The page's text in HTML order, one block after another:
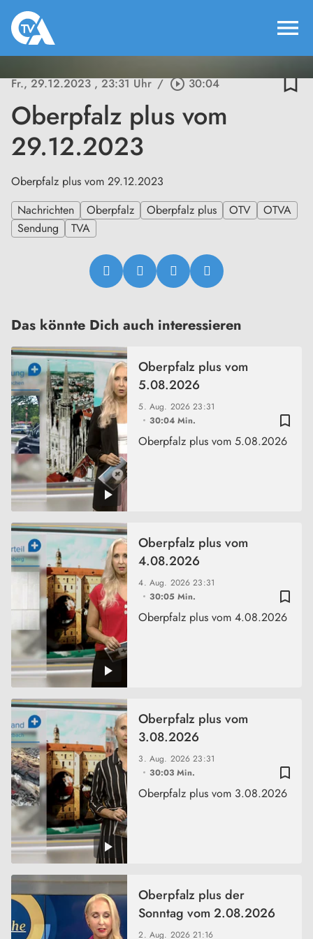
menu
Fr., 29.12.2023, 23:31 Uhr / play_circle_outline30:04 bookmark_border
Oberpfalz plus vom
29.12.2023
Oberpfalz plus vom 29.12.2023
Nachrichten
Oberpfalz Oberpfalz plus OTV
OTVA
Sendung
TVA
Das könnte Dich auch interessieren
bookmark_border
5. Aug. 202623:31
30:04 Min.
Oberpfalz plus vom
5.08.2026
Oberpfalz plus vom 5.08.2026
bookmark_border
4. Aug. 202623:31
30:05 Min.
Oberpfalz plus vom
4.08.2026
Oberpfalz plus vom 4.08.2026
bookmark_border
3. Aug. 202623:31
30:03 Min.
Oberpfalz plus vom
3.08.2026
Oberpfalz plus vom 3.08.2026
2. Aug. 202621:16
Oberpfalz plus der
Sonntag vom 2.08.2026